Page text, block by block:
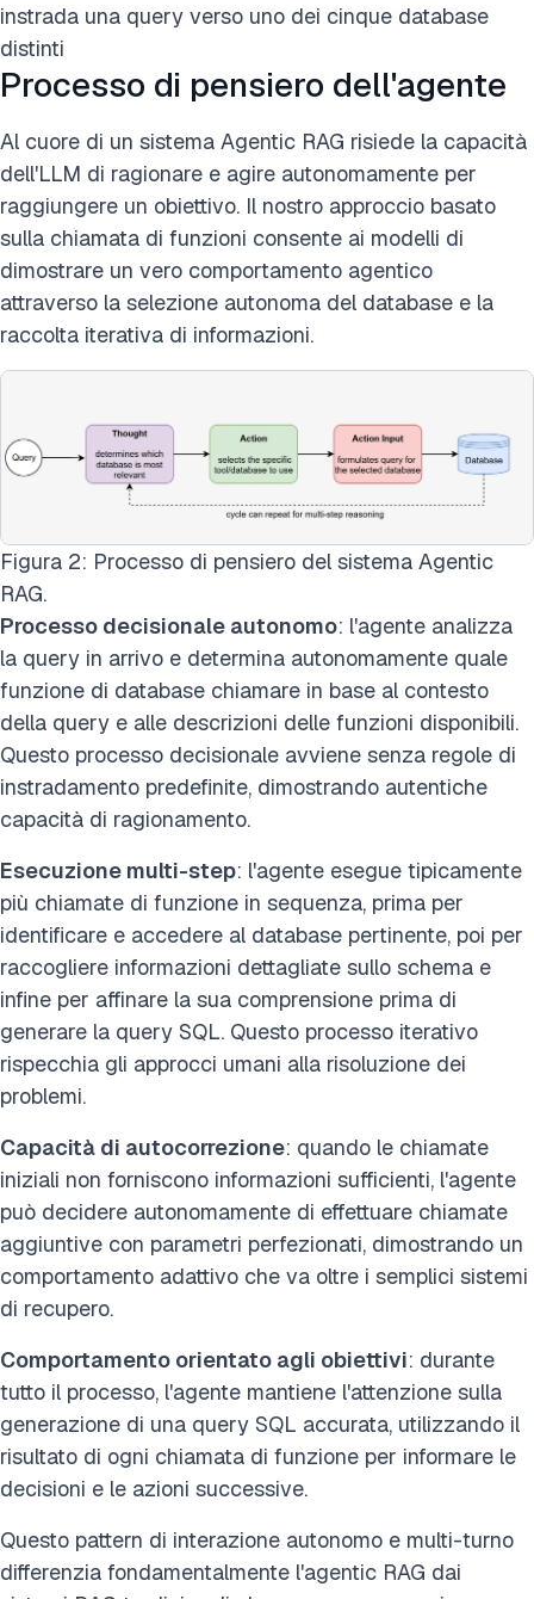
instrada una query verso uno dei cinque database
distinti
Processo di pensiero dell'agente
Al cuore di un sistema Agentic RAG risiede la capacità
dell'LLM di ragionare e agire autonomamente per
raggiungere un obiettivo. Il nostro approccio basato
sulla chiamata di funzioni consente ai modelli di
dimostrare un vero comportamento agentico
attraverso la selezione autonoma del database e la
raccolta iterativa di informazioni.
Figura 2: Processo di pensiero del sistema Agentic
RAG.
Processo decisionale autonomo: l'agente analizza
la query in arrivo e determina autonomamente quale
funzione di database chiamare in base al contesto
della query e alle descrizioni delle funzioni disponibili.
Questo processo decisionale avviene senza regole di
instradamento predefinite, dimostrando autentiche
capacità di ragionamento.
Esecuzione multi-step: l'agente esegue tipicamente
più chiamate di funzione in sequenza, prima per
identificare e accedere al database pertinente, poi per
raccogliere informazioni dettagliate sullo schema e
infine per affinare la sua comprensione prima di
generare la query SQL. Questo processo iterativo
rispecchia gli approcci umani alla risoluzione dei
problemi.
Capacità di autocorrezione: quando le chiamate
iniziali non forniscono informazioni sufficienti, l'agente
può decidere autonomamente di effettuare chiamate
aggiuntive con parametri perfezionati, dimostrando un
comportamento adattivo che va oltre i semplici sistemi
di recupero.
Comportamento orientato agli obiettivi: durante
tutto il processo, l'agente mantiene l'attenzione sulla
generazione di una query SQL accurata, utilizzando il
risultato di ogni chiamata di funzione per informare le
decisioni e le azioni successive.
Questo pattern di interazione autonomo e multi-turno
differenzia fondamentalmente l'agentic RAG dai